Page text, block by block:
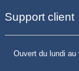
Support client
Ouvert du lundi au